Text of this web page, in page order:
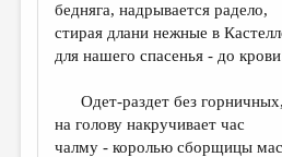
ДАЙДЖЕСТ
ПРОИЗВЕДЕНИЯ
КОНКУРСЫ
бедняга, надрывается радело,
стирая длани нежные в
для нашего спасенья - до
Одет-раздет без
на голову накручивает час
чалму - королью сборщицы